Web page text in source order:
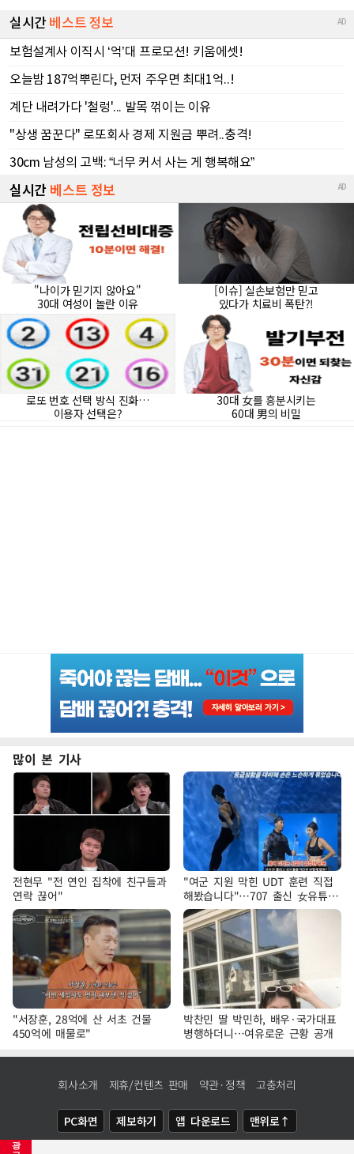
광
많이 본 기사
전현무 "전 연인 집착에 친구들과
연락 끊어"
"여군 지원 막힌 UDT 훈련 직접
해봤습니다"…707 출신 女유튜버
'완벽 소화'
"서장훈, 28억에 산 서초 건물
450억에 매물로"
박찬민 딸 박민하, 배우·국가대표
병행하더니…여유로운 근황 공개
회사소개 제휴/컨텐츠 판매 약관·정책 고충처리
PC화면 제보하기 앱 다운로드 맨위로↑